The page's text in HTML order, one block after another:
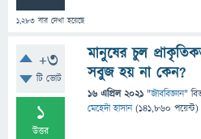
1,283 বার দেখা হয়েছে
+3
টি ভোট
1
উত্তর
মানুষের চুল
সবুজ হয় না কেন?
16 এপ্রিল 2021 "জীববিজ্ঞান"
মেহেদী হাসান (141,860 পয়েন্ট)